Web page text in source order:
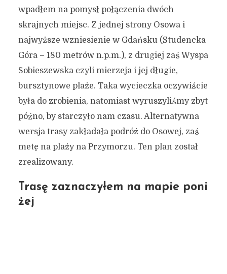
wpadłem na pomysł połączenia dwóch
skrajnych miejsc. Z jednej strony Osowa i
najwyższe wzniesienie w Gdańsku (Studencka
Góra – 180 metrów n.p.m.), z drugiej zaś Wyspa
Sobieszewska czyli mierzeja i jej długie,
bursztynowe plaże. Taka wycieczka oczywiście
była do zrobienia, natomiast wyruszyliśmy zbyt
późno, by starczyło nam czasu. Alternatywna
wersja trasy zakładała podróż do Osowej, zaś
metę na plaży na Przymorzu. Ten plan został
zrealizowany.
Trasę zaznaczyłem na mapie poni
żej